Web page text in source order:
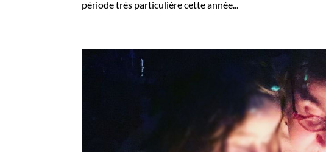
période très particulière cette année...